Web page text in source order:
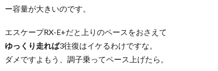
ー容量が大きいのです。
エスケープRX-E+だと上りのペースをおさえて
ゆっくり走れば3往復はイケるわけですな。
ダメですよもう、調子乗ってペース上げたら。